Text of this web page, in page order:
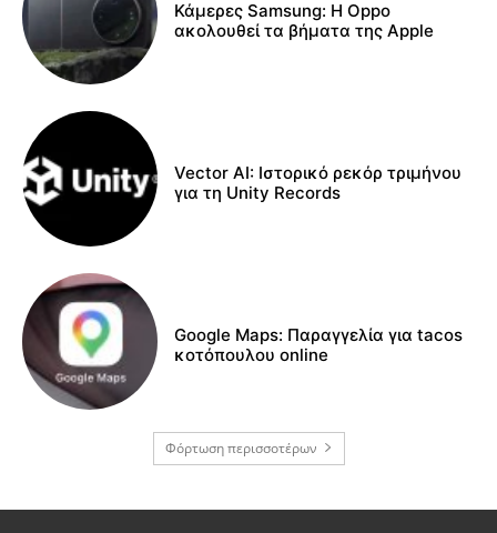
Κάμερες Samsung: Η Oppo
ακολουθεί τα βήματα της Apple
Vector AI: Ιστορικό ρεκόρ τριμήνου
για τη Unity Records
Google Maps: Παραγγελία για tacos
κοτόπουλου online
Φόρτωση περισσοτέρων